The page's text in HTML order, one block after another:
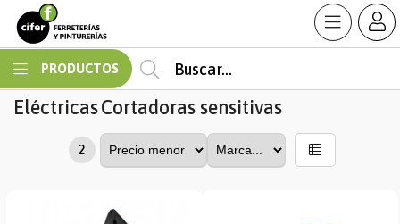
PRODUCTOS
EléctricasCortadoras sensitivas
2